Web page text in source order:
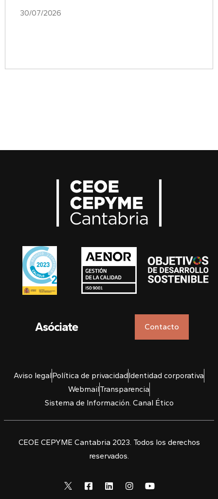
30/07/2026
Asóciate Contacto
Aviso legalPolítica de privacidadIdentidad corporativa
WebmailTransparencia
Sistema de Información. Canal Ético
CEOE CEPYME Cantabria 2023. Todos los derechos
reservados.